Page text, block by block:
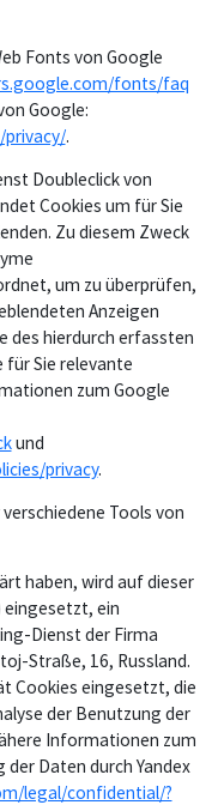
Fonts von Google
fonts/faq
Google:
.
Doubleclick von
Cookies um für Sie
Zu diesem Zweck
um zu überprüfen,
Anzeigen
des hierdurch erfassten
Sie relevante
zum Google
und
privacy.
Tools von
haben, wird auf dieser
eingesetzt, ein
Dienst der Firma
Straße, 16, Russland.
Cookies eingesetzt, die
der Benutzung der
Informationen zum
Daten durch Yandex
legal/confidential/?